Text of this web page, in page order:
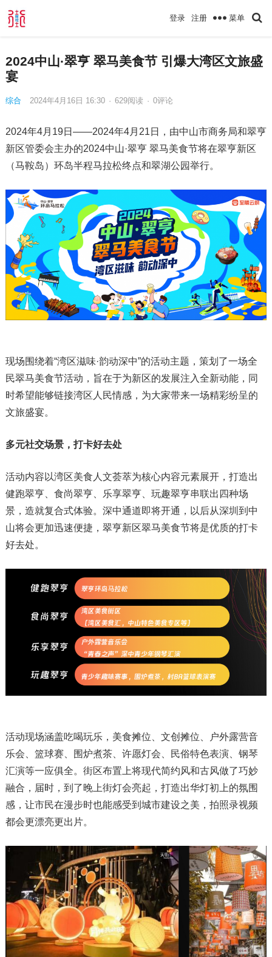
登录 注册 菜单
2024中山·翠亨 翠马美食节 引爆大湾区文旅盛
宴
综合 2024年4月16日 16:30 · 629阅读 · 0评论
2024年4月19日——2024年4月21日，由中山市商务局和翠亨
新区管委会主办的2024中山·翠亨 翠马美食节将在翠亨新区
（马鞍岛）环岛半程马拉松终点和翠湖公园举行。
现场围绕着“湾区滋味·韵动深中”的活动主题，策划了一场全
民翠马美食节活动，旨在于为新区的发展注入全新动能，同
时希望能够链接湾区人民情感，为大家带来一场精彩纷呈的
文旅盛宴。
多元社交场景，打卡好去处
活动内容以湾区美食人文荟萃为核心内容元素展开，打造出
健跑翠亨、食尚翠亨、乐享翠亨、玩趣翠亨串联出四种场
景，造就复合式体验。深中通道即将开通，以后从深圳到中
山将会更加迅速便捷，翠亨新区翠马美食节将是优质的打卡
好去处。
活动现场涵盖吃喝玩乐，美食摊位、文创摊位、户外露营音
乐会、篮球赛、围炉煮茶、许愿灯会、民俗特色表演、钢琴
汇演等一应俱全。街区布置上将现代简约风和古风做了巧妙
融合，届时，到了晚上街灯会亮起，打造出华灯初上的氛围
感，让市民在漫步时也能感受到城市建设之美，拍照录视频
都会更漂亮更出片。